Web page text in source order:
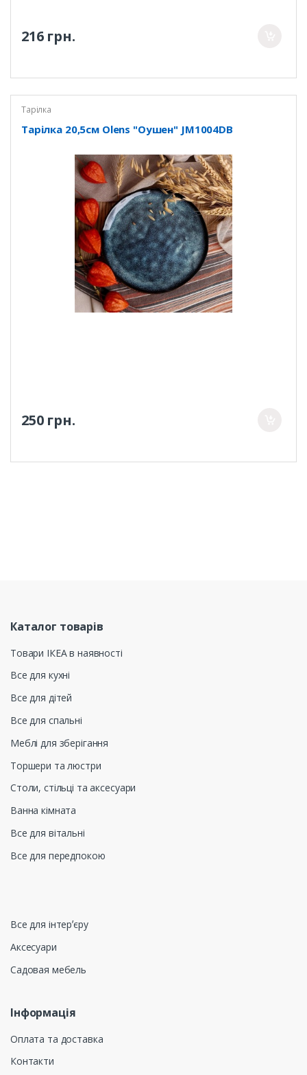
216 грн.
Тарілка
Тарілка 20,5см Olens "Оушен" JM1004DB
250 грн.
Каталог товарів
Товари ІКЕА в наявності
Все для кухні
Все для дітей
Все для спальні
Меблі для зберігання
Торшери та люстри
Столи, стільці та аксесуари
Ванна кімната
Все для вітальні
Все для передпокою
Все для інтерʼєру
Аксесуари
Садовая мебель
Інформація
Оплата та доставка
Контакти